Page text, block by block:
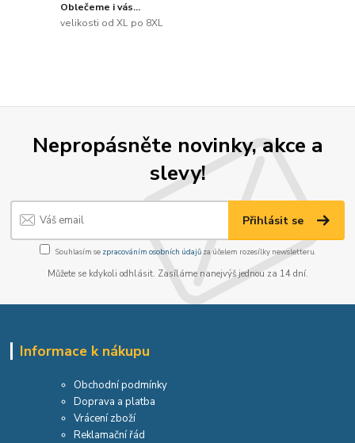
Oblečeme i vás...
velikosti od XL po 8XL
Nepropásněte novinky, akce a
slevy!
Přihlásit se
Souhlasím se zpracováním osobních údajůza účelem rozesílky newsletteru.
Můžete se kdykoli odhlásit. Zasíláme nanejvýš jednou za 14 dní.
Informace k nákupu
Obchodní podmínky
Doprava a platba
Vrácení zboží
Reklamační řád